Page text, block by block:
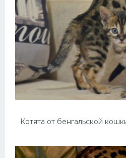
Котята от бенгальской